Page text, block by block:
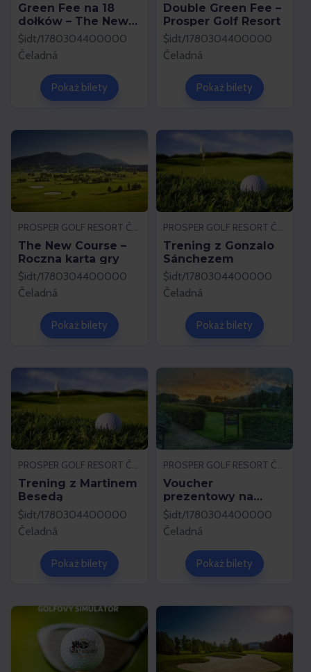
Green Fee na 18
dołków – The New
Course
$idt/1780304400000
Čeladná
Pokaż bilety
Double Green Fee –
Prosper Golf Resort
$idt/1780304400000
Čeladná
Pokaż bilety
PROSPER GOLF RESORT ČELADNÁ
The New Course –
Roczna karta gry
$idt/1780304400000
Čeladná
Pokaż bilety
PROSPER GOLF RESORT ČELADNÁ
Trening z Gonzalo
Sánchezem
$idt/1780304400000
Čeladná
Pokaż bilety
PROSPER GOLF RESORT ČELADNÁ
Trening z Martinem
Besedą
$idt/1780304400000
Čeladná
Pokaż bilety
PROSPER GOLF RESORT ČELADNÁ
Voucher
prezentowy na
usługi w resorcie
$idt/1780304400000
Čeladná
Pokaż bilety